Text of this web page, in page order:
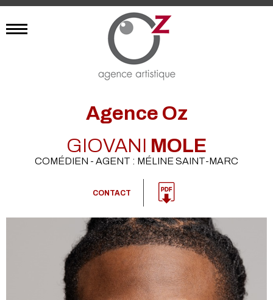
Agence Oz
GIOVANI MOLE
COMÉDIEN - AGENT : MÉLINE SAINT-MARC
CONTACT